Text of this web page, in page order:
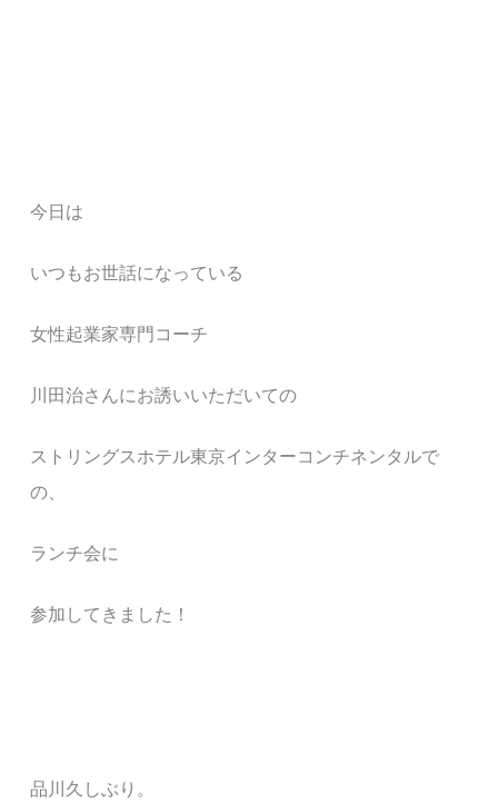
今日は
いつもお世話になっている
女性起業家専門コーチ
川田治さんにお誘いいただいての
ストリングスホテル東京インターコンチネンタルで
の、
ランチ会に
参加してきました！
品川久しぶり。